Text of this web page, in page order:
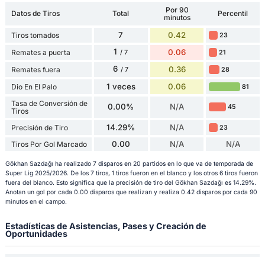
Datos de Tiros Total
Por 90
minutos
Percentil
Tiros tomados 7 0.42 23
Remates a puerta 1 / 7 0.06 21
Remates fuera 6 / 7 0.36 28
Dio En El Palo 1 veces 0.06 81
Tasa de Conversión de
Tiros
0.00% N/A 45
Precisión de Tiro 14.29% N/A 23
Tiros Por Gol Marcado 0.00 N/A N/A
Gökhan Sazdağı ha realizado 7 disparos en 20 partidos en lo que va de temporada de
Super Lig 2025/2026. De los 7 tiros, 1 tiros fueron en el blanco y los otros 6 tiros fueron
fuera del blanco. Esto significa que la precisión de tiro del Gökhan Sazdağı es 14.29%.
Anotan un gol por cada 0.00 disparos que realizan y realiza 0.42 disparos por cada 90
minutos en el campo.
Estadísticas de Asistencias, Pases y Creación de
Oportunidades